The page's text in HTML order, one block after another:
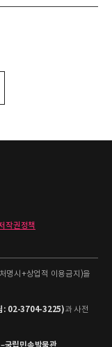
작권정책
명시+상업적 이용금지)을
: 02-3704-3225)과 사전
국립민속박물관